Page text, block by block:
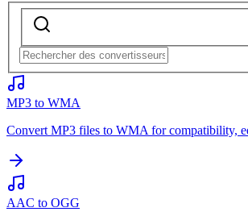
MP3 to WMA
Convert MP3 files to WMA for compatibility,
AAC to OGG